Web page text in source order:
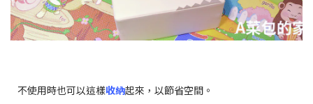
不使用時也可以這樣收納起來，以節省空間。